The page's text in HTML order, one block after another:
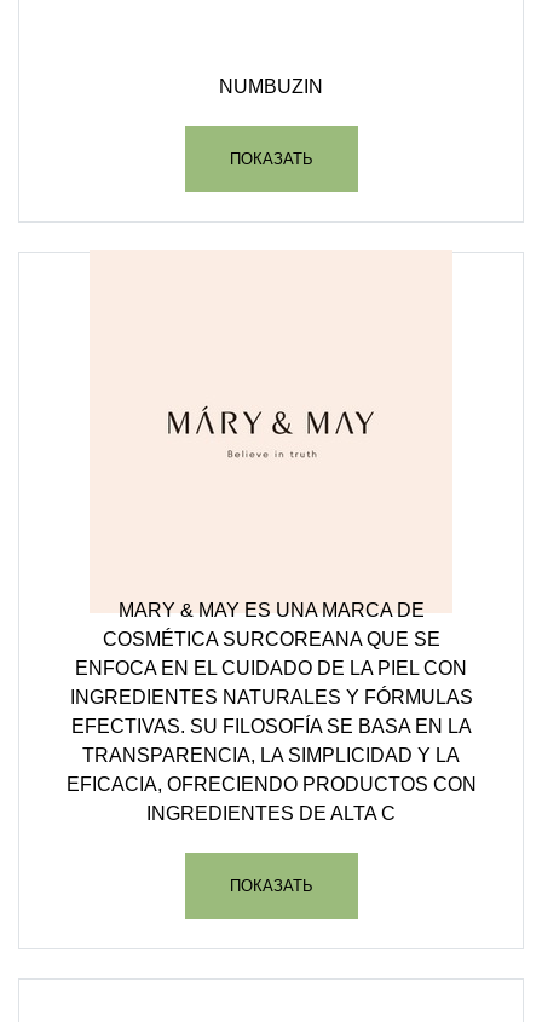
NUMBUZIN
ПОКАЗАТЬ
MARY & MAY ES UNA MARCA DE
COSMÉTICA SURCOREANA QUE SE
ENFOCA EN EL CUIDADO DE LA PIEL CON
INGREDIENTES NATURALES Y FÓRMULAS
EFECTIVAS. SU FILOSOFÍA SE BASA EN LA
TRANSPARENCIA, LA SIMPLICIDAD Y LA
EFICACIA, OFRECIENDO PRODUCTOS CON
INGREDIENTES DE ALTA C
ПОКАЗАТЬ